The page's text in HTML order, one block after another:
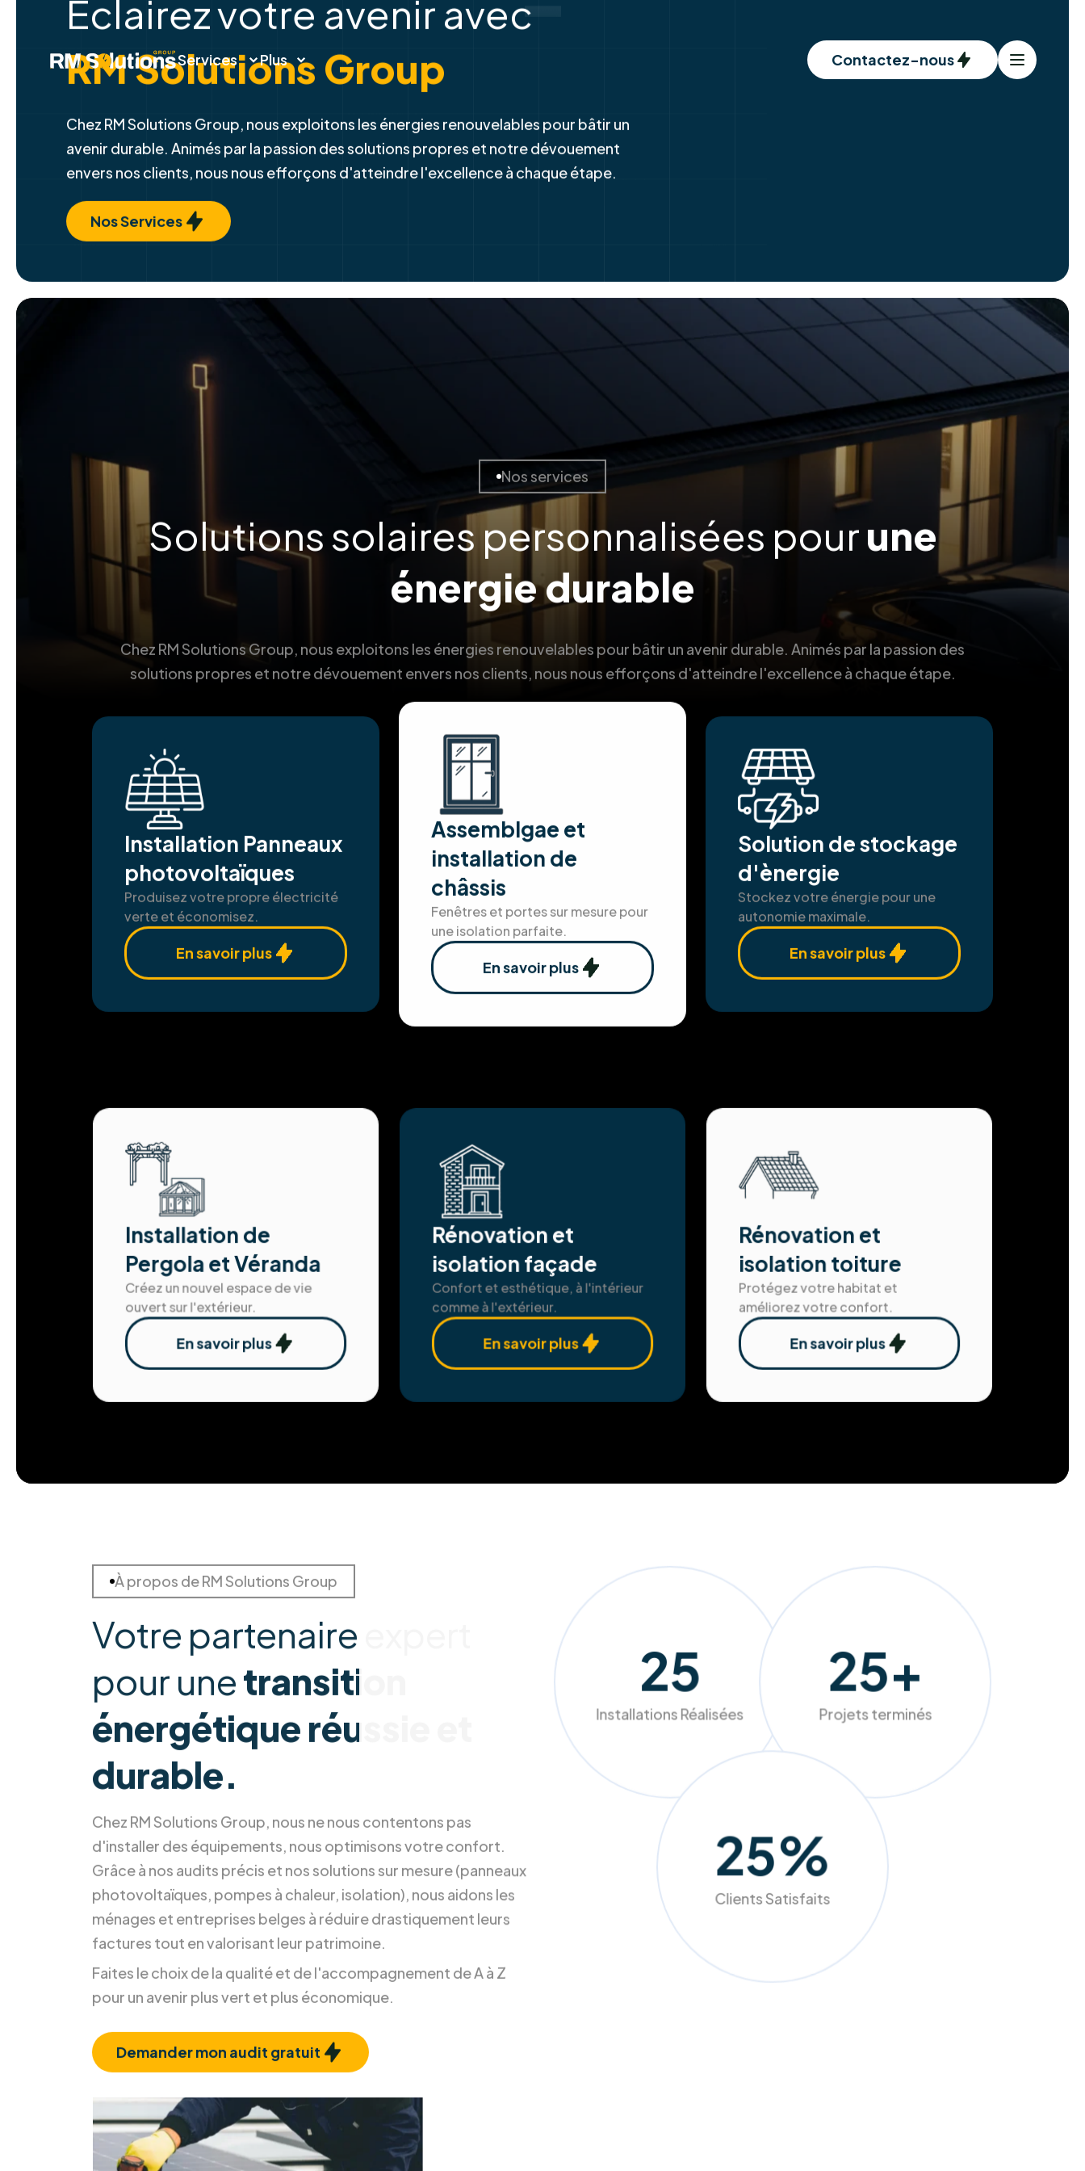
Services Plus Contactez-nous
-
Éclairez votre avenir avec
RM Solutions Group
Chez RM Solutions Group, nous exploitons les énergies renouvelables pour bâtir un
envers nos clients, nous nous efforçons d'atteindre l'excellence à chaque étape.
Solutions solaires personnalisées pour
une
énergie durable
solutions propres et notre dévouement envers nos clients, nous nous efforçons d'atteindre l'excellence à chaque étape.
Installation Panneaux
photovoltaïques
Produisez votre propre électricité
verte et économisez.
Assemblgae et
installation de
châssis
Fenêtres et portes sur mesure pour
une isolation parfaite.
Solution de stockage
d'ènergie
Stockez votre énergie pour une
autonomie maximale.
Installation de
Pergola et Véranda
Créez un nouvel espace de vie
ouvert sur l'extérieur.
Rénovation et
isolation façade
Confort et esthétique, à l'intérieur
comme à l'extérieur.
Rénovation et
isolation toiture
Protégez votre habitat et
améliorez votre confort.
À propos de RM Solutions Group
Votre partenaire expert
pour unetransition
énergétique réussie et
durable.
Chez RM Solutions Group, nous ne nous contentons pas
d'installer des équipements, nous optimisons votre confort.
Grâce à nos audits précis et nos solutions sur mesure (panneaux
photovoltaïques, pompes à chaleur, isolation), nous aidons les
factures tout en valorisant leur patrimoine.
pour un avenir plus vert et plus économique.
Demander mon audit gratuit
232
Installations Réalisées
232+
Projets terminés
98%